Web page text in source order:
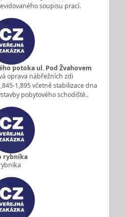
soupisu prací.
potoka ul. Pod Žvahovem
oprava nábřežních zdi
1,895 včetně stabilizace dna
pobytového schodiště..
rybníka